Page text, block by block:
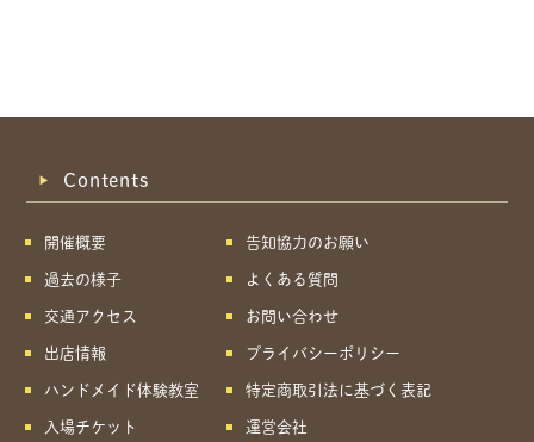
共有方法を選択
Contents
開催概要
過去の様子
交通アクセス
出店情報
ハンドメイド体験教室
入場チケット
告知協力のお願い
よくある質問
お問い合わせ
プライバシーポリシー
特定商取引法に基づく表記
運営会社